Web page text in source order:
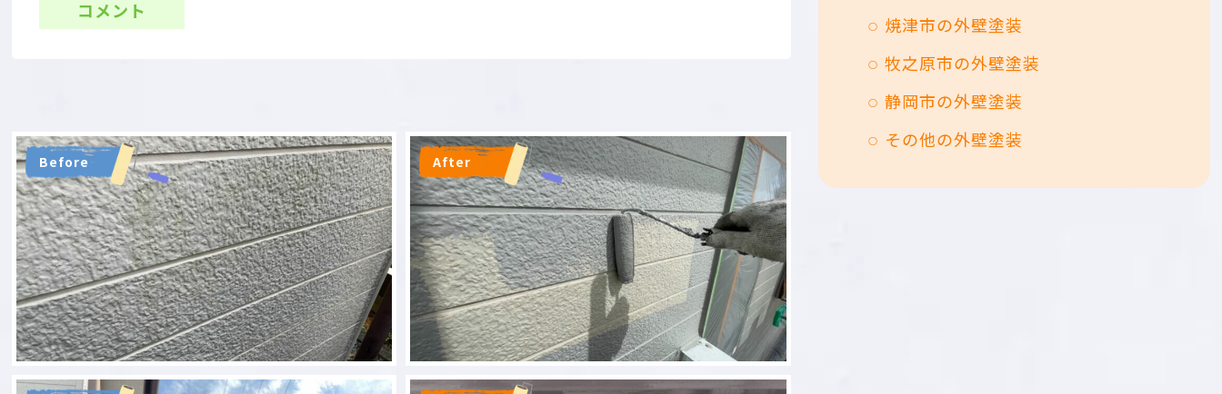
コメント
Before After
焼津市の外壁塗装
牧之原市の外壁塗装
静岡市の外壁塗装
その他の外壁塗装